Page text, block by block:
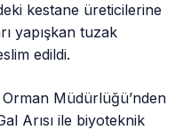
kestane üreticilerine
yapışkan tuzak
edildi.
Orman Müdürlüğü’nden
Arısı ile biyoteknik